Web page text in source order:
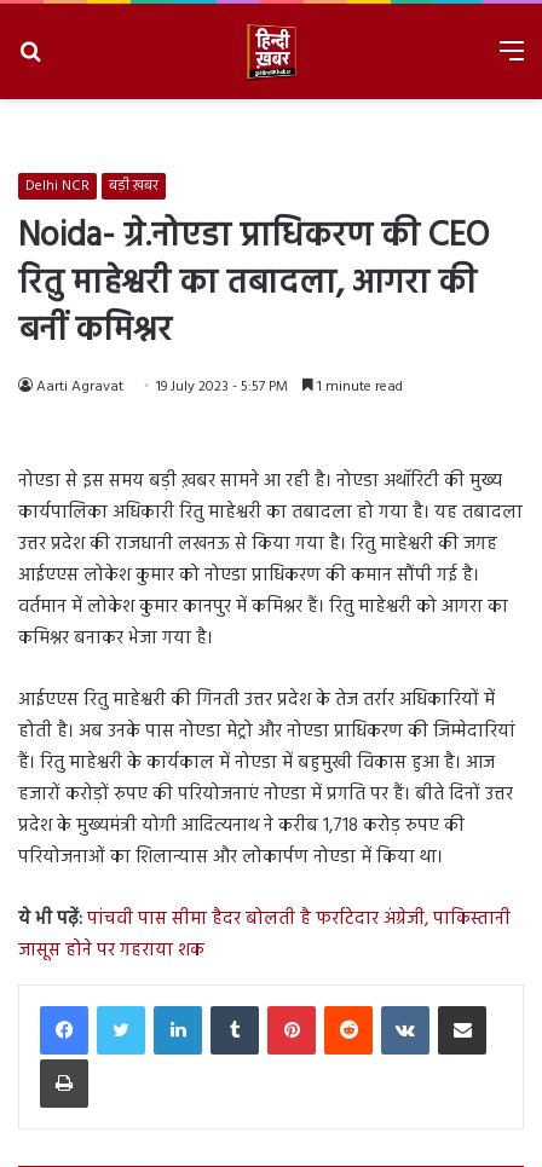
Delhi NCR बड़ी ख़बर
Noida- ग्रे.नोएडा प्राधिकरण की CEO
रितु माहेश्वरी का तबादला, आगरा की
बनीं कमिश्नर
Aarti Agravat 19 July 2023 - 5:57 PM 1 minute read
नोएडा से इस समय बड़ी ख़बर सामने आ रही है। नोएडा अथॉरिटी की मुख्य
कार्यपालिका अधिकारी रितु माहेश्वरी का तबादला हो गया है। यह तबादला
उत्तर प्रदेश की राजधानी लखनऊ से किया गया है। रितु माहेश्वरी की जगह
आईएएस लोकेश कुमार को नोएडा प्राधिकरण की कमान सौंपी गई है।
वर्तमान में लोकेश कुमार कानपुर में कमिश्नर हैं। रितु माहेश्वरी को आगरा का
कमिश्नर बनाकर भेजा गया है।
आईएएस रितु माहेश्वरी की गिनती उत्तर प्रदेश के तेज तर्रार अधिकारियों में
होती है। अब उनके पास नोएडा मेट्रो और नोएडा प्राधिकरण की जिम्मेदारियां
हैं। रितु माहेश्वरी के कार्यकाल में नोएडा में बहुमुखी विकास हुआ है। आज
हजारों करोड़ों रुपए की परियोजनाएं नोएडा में प्रगति पर हैं। बीते दिनों उत्तर
प्रदेश के मुख्यमंत्री योगी आदित्यनाथ ने करीब 1,718 करोड़ रुपए की
परियोजनाओं का शिलान्यास और लोकार्पण नोएडा में किया था।
ये भी पढ़ें:पांचवी पास सीमा हैदर बोलती है फर्राटेदार अंग्रेजी, पाकिस्तानी
जासूस होने पर गहराया शक
LinkedInTumblr PinterestReddit VKontakteShare via Email
Print